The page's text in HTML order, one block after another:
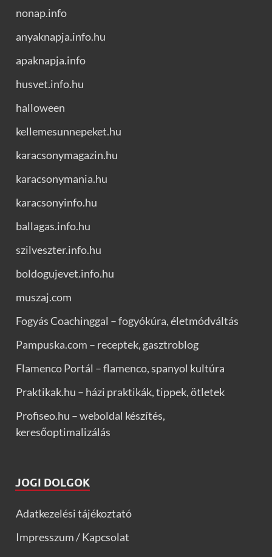
nonap.info
anyaknapja.info.hu
apaknapja.info
husvet.info.hu
halloween
kellemesunnepeket.hu
karacsonymagazin.hu
karacsonymania.hu
karacsonyinfo.hu
ballagas.info.hu
szilveszter.info.hu
boldogujevet.info.hu
muszaj.com
Fogyás Coachinggal – fogyókúra, életmódváltás
Pampuska.com – receptek, gasztroblog
Flamenco Portál – flamenco, spanyol kultúra
Praktikak.hu – házi praktikák, tippek, ötletek
Profiseo.hu – weboldal készítés,
keresőoptimalizálás
JOGI DOLGOK
Adatkezelési tájékoztató
Impresszum / Kapcsolat